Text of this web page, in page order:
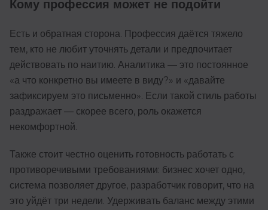
Кому профессия может не подойти
Есть и обратная сторона. Профессия даётся тяжело
тем, кто не любит уточнять детали и предпочитает
действовать по наитию. Аналитика — это постоянное
«а что конкретно вы имеете в виду?» и «давайте
зафиксируем это письменно». Если такой стиль работы
раздражает — скорее всего, роль окажется
некомфортной.
Также стоит честно оценить готовность работать с
противоречивыми требованиями: бизнес хочет одно,
система позволяет другое, разработчик говорит, что на
это уйдёт три недели. Удерживать баланс между этими